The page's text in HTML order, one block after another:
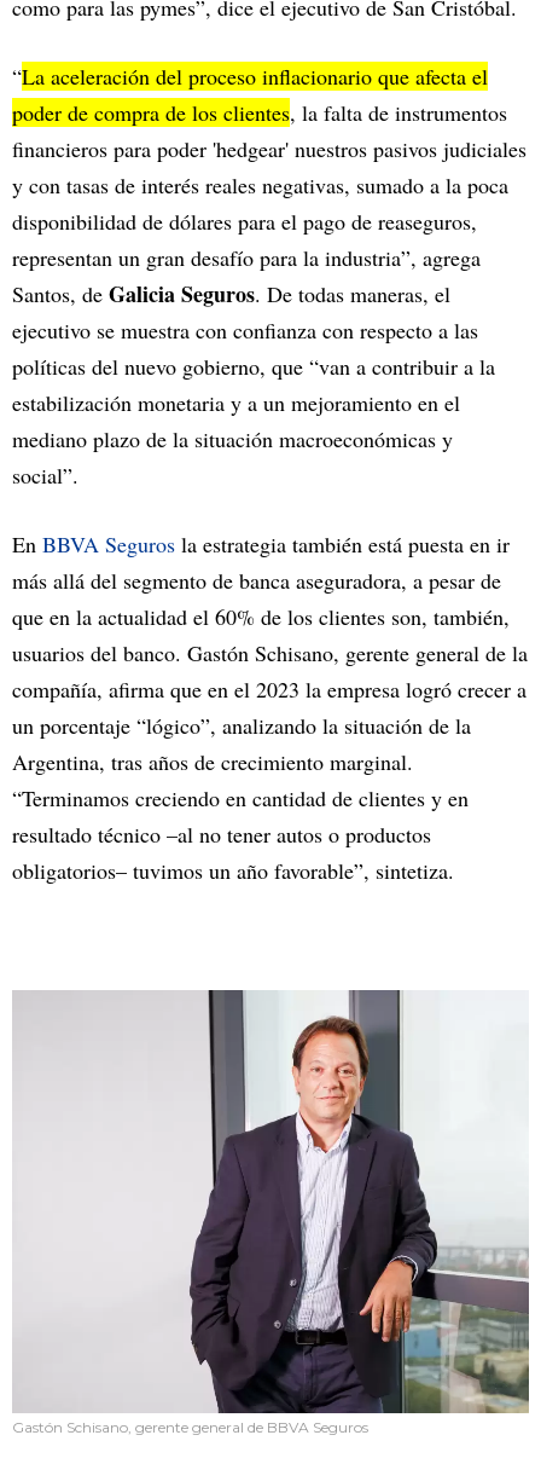
como para las pymes”, dice el ejecutivo de San Cristóbal.
“La aceleración del proceso inflacionario que afecta el
poder de compra de los clientes, la falta de instrumentos
financieros para poder 'hedgear' nuestros pasivos judiciales
y con tasas de interés reales negativas, sumado a la poca
disponibilidad de dólares para el pago de reaseguros,
representan un gran desafío para la industria”, agrega
Santos, de Galicia Seguros. De todas maneras, el
ejecutivo se muestra con confianza con respecto a las
políticas del nuevo gobierno, que “van a contribuir a la
estabilización monetaria y a un mejoramiento en el
mediano plazo de la situación macroeconómicas y
social”.
En BBVA Seguros la estrategia también está puesta en ir
más allá del segmento de banca aseguradora, a pesar de
que en la actualidad el 60% de los clientes son, también,
usuarios del banco. Gastón Schisano, gerente general de la
compañía, afirma que en el 2023 la empresa logró crecer a
un porcentaje “lógico”, analizando la situación de la
Argentina, tras años de crecimiento marginal.
“Terminamos creciendo en cantidad de clientes y en
resultado técnico –al no tener autos o productos
obligatorios– tuvimos un año favorable”, sintetiza.
Gastón Schisano, gerente general de BBVA Seguros